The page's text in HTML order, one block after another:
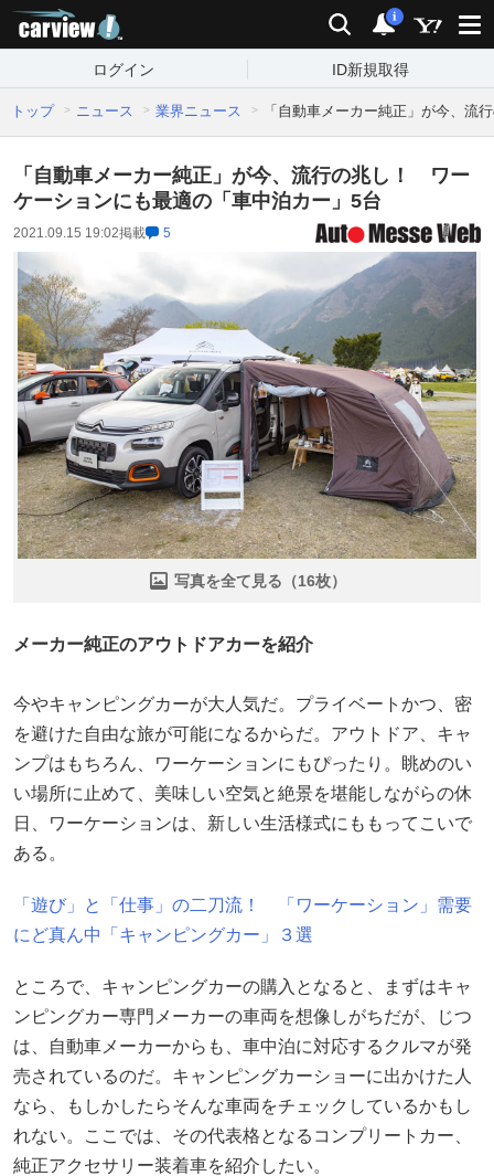
検索 通知
i
ログイン ID新規取得
トップ ニュース 業界ニュース 「自動車メーカー純正」が今、
「自動車メーカー純正」が今、流行の兆し！ ワー
ケーションにも最適の「車中泊カー」5台
2021.09.15 19:02掲載 5
写真を全て見る（16枚）
メーカー純正のアウトドアカーを紹介
今やキャンピングカーが大人気だ。プライベートかつ、密
を避けた自由な旅が可能になるからだ。アウトドア、キャ
ンプはもちろん、ワーケーションにもぴったり。眺めのい
い場所に止めて、美味しい空気と絶景を堪能しながらの休
日、ワーケーションは、新しい生活様式にももってこいで
ある。
「遊び」と「仕事」の二刀流！ 「ワーケーション」需要
にど真ん中「キャンピングカー」３選
ところで、キャンピングカーの購入となると、まずはキャ
ンピングカー専門メーカーの車両を想像しがちだが、じつ
は、自動車メーカーからも、車中泊に対応するクルマが発
売されているのだ。キャンピングカーショーに出かけた人
なら、もしかしたらそんな車両をチェックしているかもし
れない。ここでは、その代表格となるコンプリートカー、
純正アクセサリー装着車を紹介したい。